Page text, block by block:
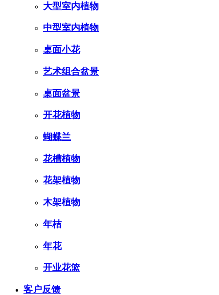
大型室内植物
中型室内植物
桌面小花
艺术组合盆景
桌面盆景
开花植物
蝴蝶兰
花槽植物
花架植物
木架植物
年桔
年花
开业花篮
客户反馈